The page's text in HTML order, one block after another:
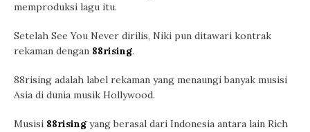
memproduksi lagu itu.
Setelah See You Never dirilis, Niki pun ditawari kontrak
rekaman dengan 88rising.
88rising adalah label rekaman yang menaungi banyak musisi
Asia di dunia musik Hollywood.
Musisi 88rising yang berasal dari Indonesia antara lain Rich